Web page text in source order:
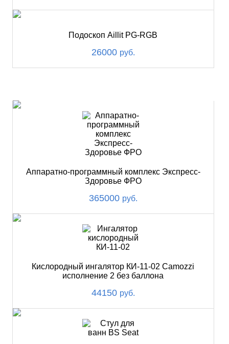
Подоскоп Aillit PG-RGB
26000 руб.
Аппаратно-программный комплекс Экспресс-
Здоровье ФРО
365000 руб.
Кислородный ингалятор КИ-11-02 Camozzi
исполнение 2 без баллона
44150 руб.